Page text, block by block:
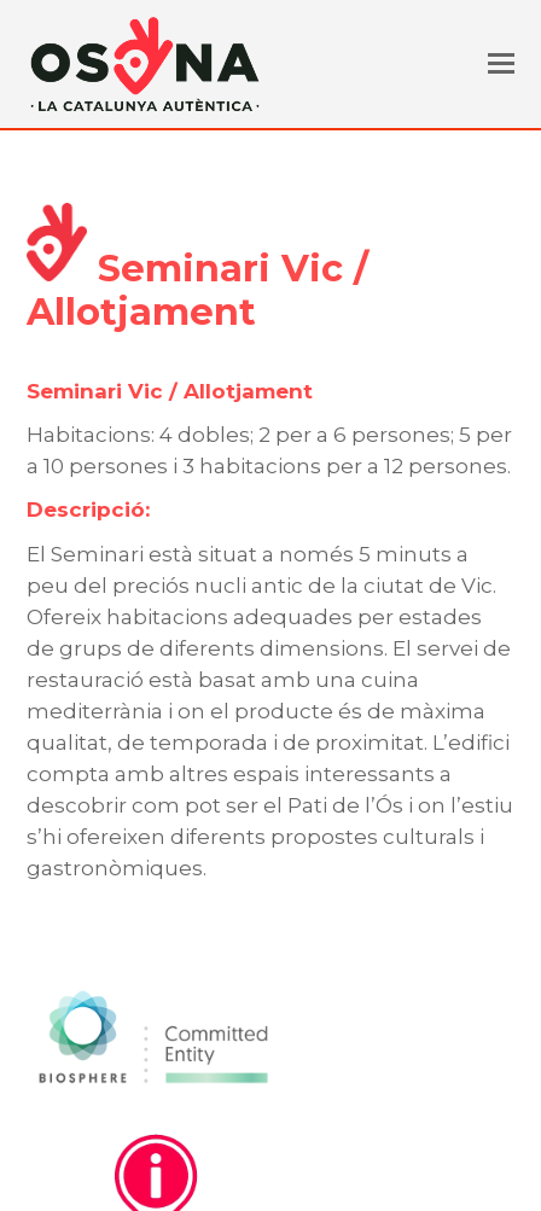
Seminari Vic /
Allotjament
Seminari Vic / Allotjament
Habitacions: 4 dobles; 2 per a 6 persones; 5 per
a 10 persones i 3 habitacions per a 12 persones.
Descripció:
El Seminari està situat a només 5 minuts a
peu del preciós nucli antic de la ciutat de Vic.
Ofereix habitacions adequades per estades
de grups de diferents dimensions. El servei de
restauració està basat amb una cuina
mediterrània i on el producte és de màxima
qualitat, de temporada i de proximitat. L’edifici
compta amb altres espais interessants a
descobrir com pot ser el Pati de l’Ós i on l’estiu
s’hi ofereixen diferents propostes culturals i
gastronòmiques.